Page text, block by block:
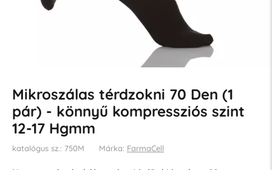
Mikroszálas térdzokni 70 Den (1
pár) - könnyű kompressziós szint
12-17 Hgmm
katalógus sz.: 750M Márka: FarmaCell